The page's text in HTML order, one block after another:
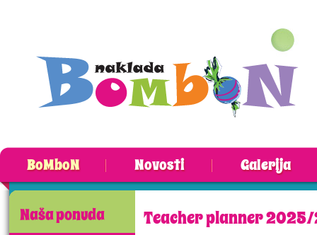
BoMboN Novosti Galerija
Naša ponuda
Teacher planner